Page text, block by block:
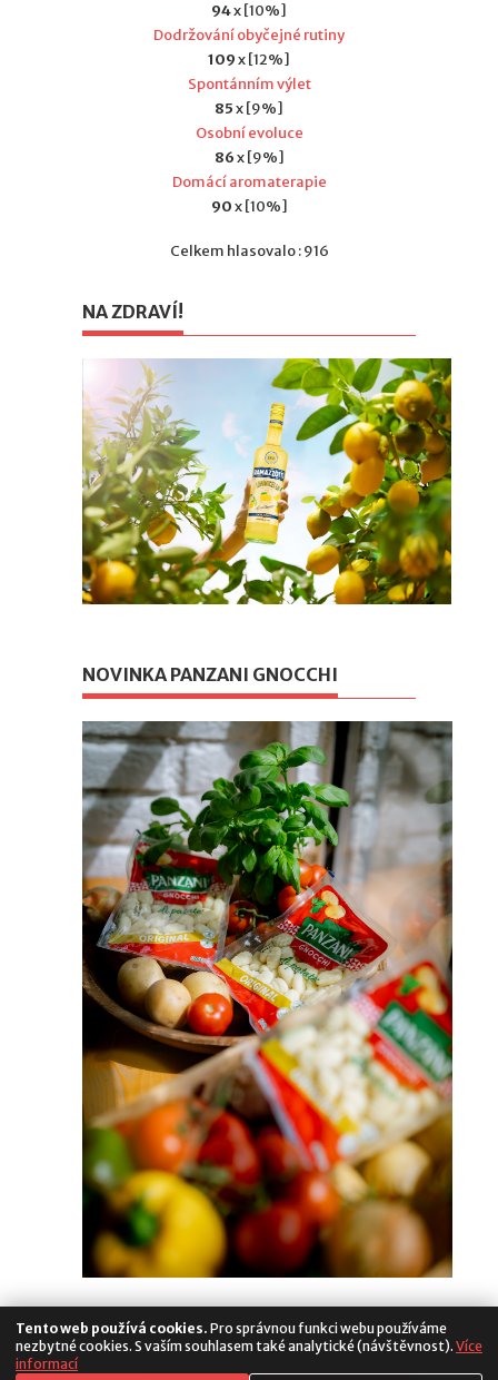
94x [10%]
Dodržování obyčejné rutiny
109x [12%]
Spontánním výlet
85x [9%]
Osobní evoluce
86x [9%]
Domácí aromaterapie
90x [10%]
Celkem hlasovalo : 916
NA ZDRAVÍ!
NOVINKA PANZANI GNOCCHI
Tento web používá cookies. Pro správnou funkci webu používáme
nezbytné cookies. S vaším souhlasem také analytické (návštěvnost). Více
informací